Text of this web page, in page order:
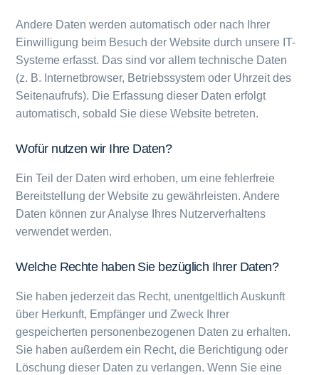
Andere Daten werden automatisch oder nach Ihrer
Einwilligung beim Besuch der Website durch unsere IT-
Systeme erfasst. Das sind vor allem technische Daten
(z. B. Internetbrowser, Betriebssystem oder Uhrzeit des
Seitenaufrufs). Die Erfassung dieser Daten erfolgt
automatisch, sobald Sie diese Website betreten.
Wofür nutzen wir Ihre Daten?
Ein Teil der Daten wird erhoben, um eine fehlerfreie
Bereitstellung der Website zu gewährleisten. Andere
Daten können zur Analyse Ihres Nutzerverhaltens
verwendet werden.
Welche Rechte haben Sie bezüglich Ihrer Daten?
Sie haben jederzeit das Recht, unentgeltlich Auskunft
über Herkunft, Empfänger und Zweck Ihrer
gespeicherten personenbezogenen Daten zu erhalten.
Sie haben außerdem ein Recht, die Berichtigung oder
Löschung dieser Daten zu verlangen. Wenn Sie eine